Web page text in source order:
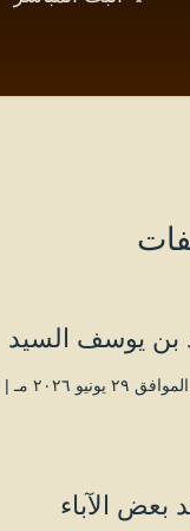
بن يوسف السيد
الآباء